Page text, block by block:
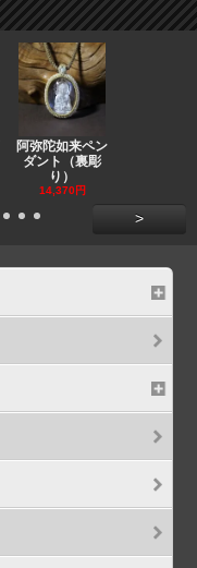
阿弥陀如来ペン
ダント（裏彫
り）
14,370円
>